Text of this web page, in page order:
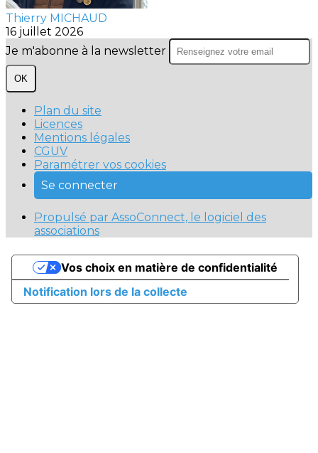
Thierry MICHAUD
16 juillet 2026
Je m'abonne à la newsletter
OK
Plan du site
Licences
Mentions légales
CGUV
Paramétrer vos cookies
Se connecter
Propulsé par AssoConnect, le logiciel des
associations
Notification lors de la collecte
Vos choix en matière de confidentialité